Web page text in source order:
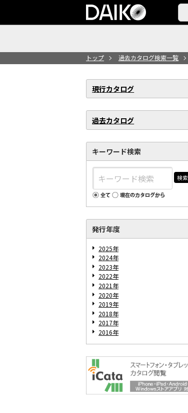
トップ 過去カタログ検索一覧
現行カタログ
過去カタログ
キーワード検索
検索
発行年度
2025年
2024年
2023年
2022年
2021年
2020年
2019年
2018年
2017年
2016年